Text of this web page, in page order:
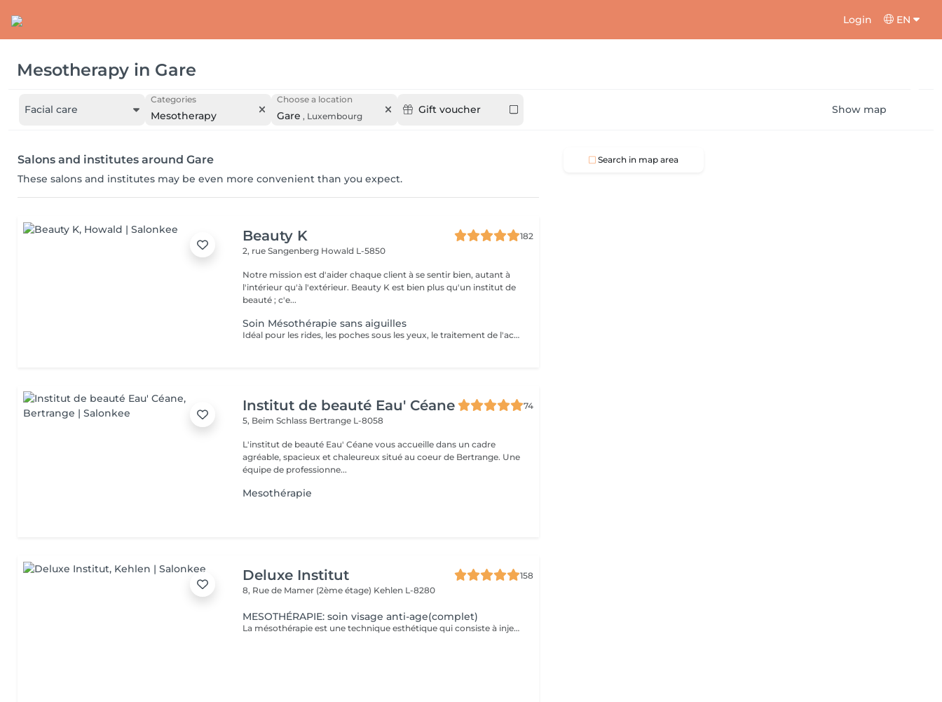
Login EN
Mesotherapy in Gare
Facial care
Categories
Mesotherapy
Choose a location
Gare , Luxembourg
Gift voucher Show map
Salons and institutes around Gare
These salons and institutes may be even more convenient than you expect.
Beauty K
182
2, rue Sangenberg Howald L-5850
Notre mission est d'aider chaque client à se sentir bien, autant à
l'intérieur qu'à l'extérieur. Beauty K est bien plus qu'un institut de
beauté ; c'e...
Soin Mésothérapie sans aiguilles
Idéal pour les rides, les poches sous les yeux, le traitement de l'acné, le relâchement cutané et la cellulite. La mésothérapie permet de faire pénétrer les principes actifs dans la peau par système intercellulaire.
Institut de beauté Eau' Céane
74
5, Beim Schlass Bertrange L-8058
L'institut de beauté Eau' Céane vous accueille dans un cadre
agréable, spacieux et chaleureux situé au coeur de Bertrange. Une
équipe de professionne...
Mesothérapie
Deluxe Institut
158
8, Rue de Mamer (2ème étage) Kehlen L-8280
MESOTHÉRAPIE: soin visage anti-age(complet)
La mésothérapie est une technique esthétique qui consiste à injecter de petites quantités de substances actives (vitamines, minéraux, acide hyaluronique, etc.) directement dans les couches superficielles de la peau. Elle est utilisée pour améliorer l'aspect de la peau et stimuler la régénération cellulaire. Les Bienfaits de la Mésothérapie Hydratation intense et rajeunissement cutané Apporte un coup d'éclat immédiat à la peau. Réduit les rides et les ridules en stimulant la production de collagène et d'élastine. Hydrate en profondeur et améliore la texture de la peau. Traite les taches pigmentaires, les cicatrices d'acné et la rosacée. Aide à uniformiser le teint et à réduire les imperfections. Pourquoi Choisir la Mésothérapie ? Traitement peu invasif et pratiquement indolore. Effet naturel et progressif, sans chirurgie ni éviction sociale. Résultats visibles après quelques séances seulement. Un soin idéal pour retrouver une peau éclatante, un corps raffermi et une chevelure en pleine santé !
Search in map area